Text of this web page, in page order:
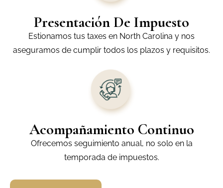
Presentación De Impuesto
Estionamos tus taxes en North Carolina y nos
aseguramos de cumplir todos los plazos y requisitos.
Acompañamiento Continuo
Ofrecemos seguimiento anual, no solo en la
temporada de impuestos.